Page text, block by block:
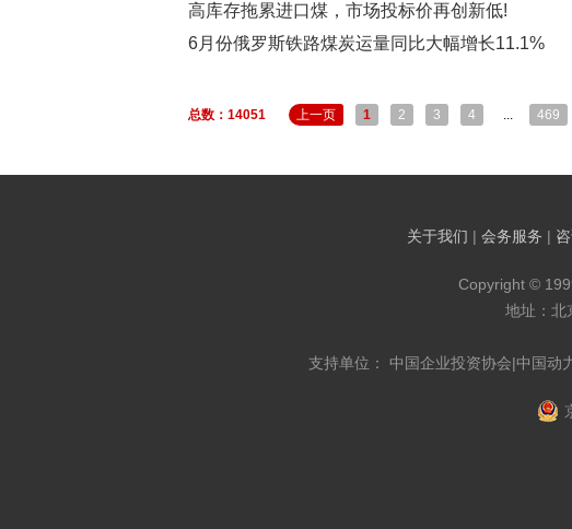
高库存拖累进口煤，市场投标价再创新低!
6月份俄罗斯铁路煤炭运量同比大幅增长11.1%
总数：14051 上一页 1 2 3 4 ... 469
关于我们 | 会务服务 |
Copyright ©
地址：北
支持单位： 中国企业投资协会|中国动